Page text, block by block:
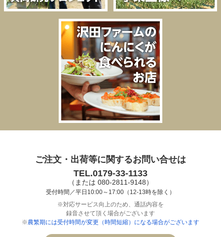
ご注文・出荷等に関するお問い合せは
TEL.0179-33-1133
（または 080-2811-9148）
受付時間／平日10:00～17:00（12-13時を除く）
※対応サービス向上のため、通話内容を
録音させて頂く場合がございます
※農繁期には受付時間が変更（時間短縮）になる場合がございます